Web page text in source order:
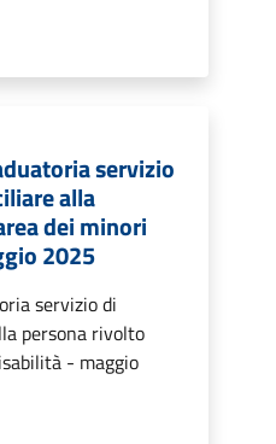
servizio
alla
dei minori
2025
servizio di
persona rivolto
- maggio